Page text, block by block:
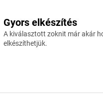
Gyors elkészítés
A kiválasztott zoknit már akár
elkészíthetjük.